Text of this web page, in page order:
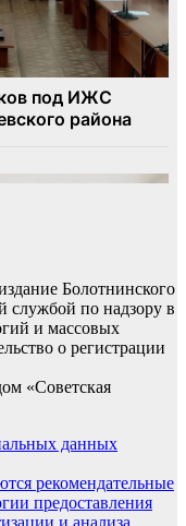
Болотнинского
службой по надзору в
и массовых
о регистрации
«Советская
данных
рекомендательные
предоставления